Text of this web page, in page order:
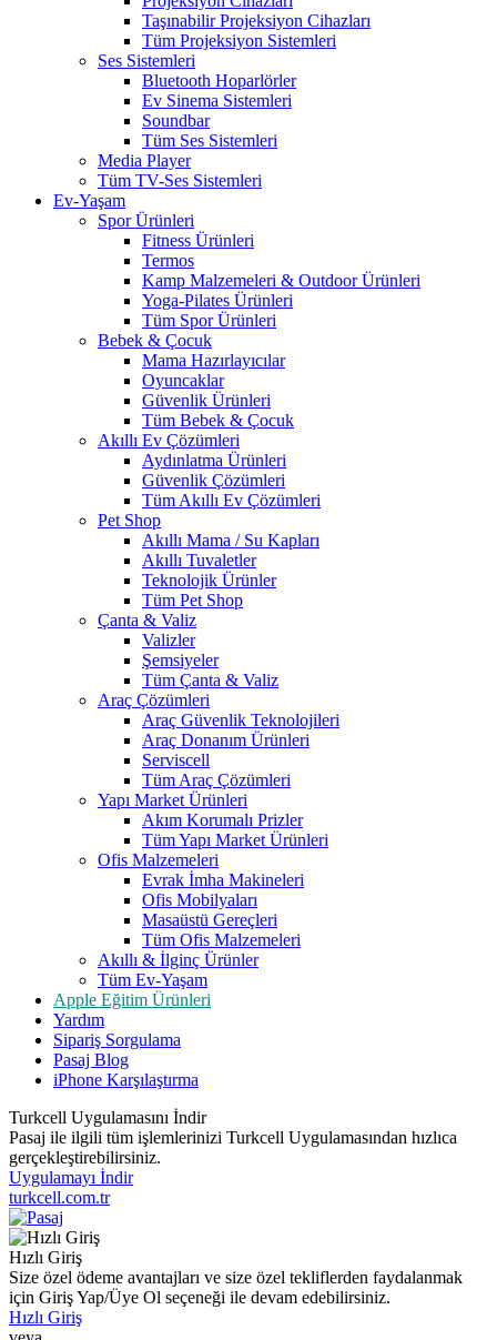
Taşınabilir Projeksiyon Cihazları
Tüm Projeksiyon Sistemleri
Ses Sistemleri
Bluetooth Hoparlörler
Ev Sinema Sistemleri
Soundbar
Tüm Ses Sistemleri
Media Player
Tüm TV-Ses Sistemleri
Ev-Yaşam
Spor Ürünleri
Fitness Ürünleri
Termos
Kamp Malzemeleri & Outdoor Ürünleri
Yoga-Pilates Ürünleri
Tüm Spor Ürünleri
Bebek & Çocuk
Mama Hazırlayıcılar
Oyuncaklar
Güvenlik Ürünleri
Tüm Bebek & Çocuk
Akıllı Ev Çözümleri
Aydınlatma Ürünleri
Güvenlik Çözümleri
Tüm Akıllı Ev Çözümleri
Pet Shop
Akıllı Mama / Su Kapları
Akıllı Tuvaletler
Teknolojik Ürünler
Tüm Pet Shop
Çanta & Valiz
Valizler
Şemsiyeler
Tüm Çanta & Valiz
Araç Çözümleri
Araç Güvenlik Teknolojileri
Araç Donanım Ürünleri
Serviscell
Tüm Araç Çözümleri
Yapı Market Ürünleri
Akım Korumalı Prizler
Tüm Yapı Market Ürünleri
Ofis Malzemeleri
Evrak İmha Makineleri
Ofis Mobilyaları
Masaüstü Gereçleri
Tüm Ofis Malzemeleri
Akıllı & İlginç Ürünler
Tüm Ev-Yaşam
Apple Eğitim Ürünleri
Yardım
Sipariş Sorgulama
Pasaj Blog
iPhone Karşılaştırma
Turkcell Uygulamasını İndir
Pasaj ile ilgili tüm işlemlerinizi Turkcell Uygulamasından hızlıca
gerçekleştirebilirsiniz.
Uygulamayı İndir
turkcell.com.tr
Hızlı Giriş
Size özel ödeme avantajları ve size özel tekliflerden faydalanmak
için Giriş Yap/Üye Ol seçeneği ile devam edebilirsiniz.
Hızlı Giriş